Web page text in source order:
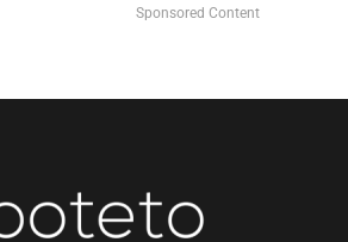
Sponsored Content